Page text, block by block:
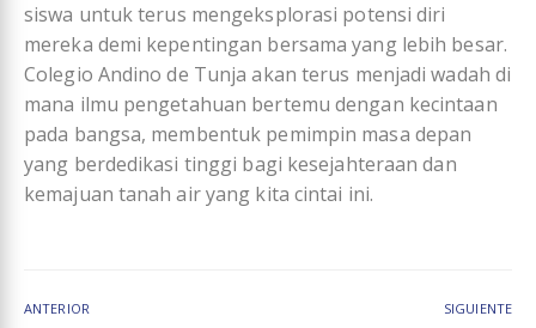
siswa untuk terus mengeksplorasi potensi diri
mereka demi kepentingan bersama yang lebih besar.
Colegio Andino de Tunja akan terus menjadi wadah di
mana ilmu pengetahuan bertemu dengan kecintaan
pada bangsa, membentuk pemimpin masa depan
yang berdedikasi tinggi bagi kesejahteraan dan
kemajuan tanah air yang kita cintai ini.
ANTERIOR SIGUIENTE